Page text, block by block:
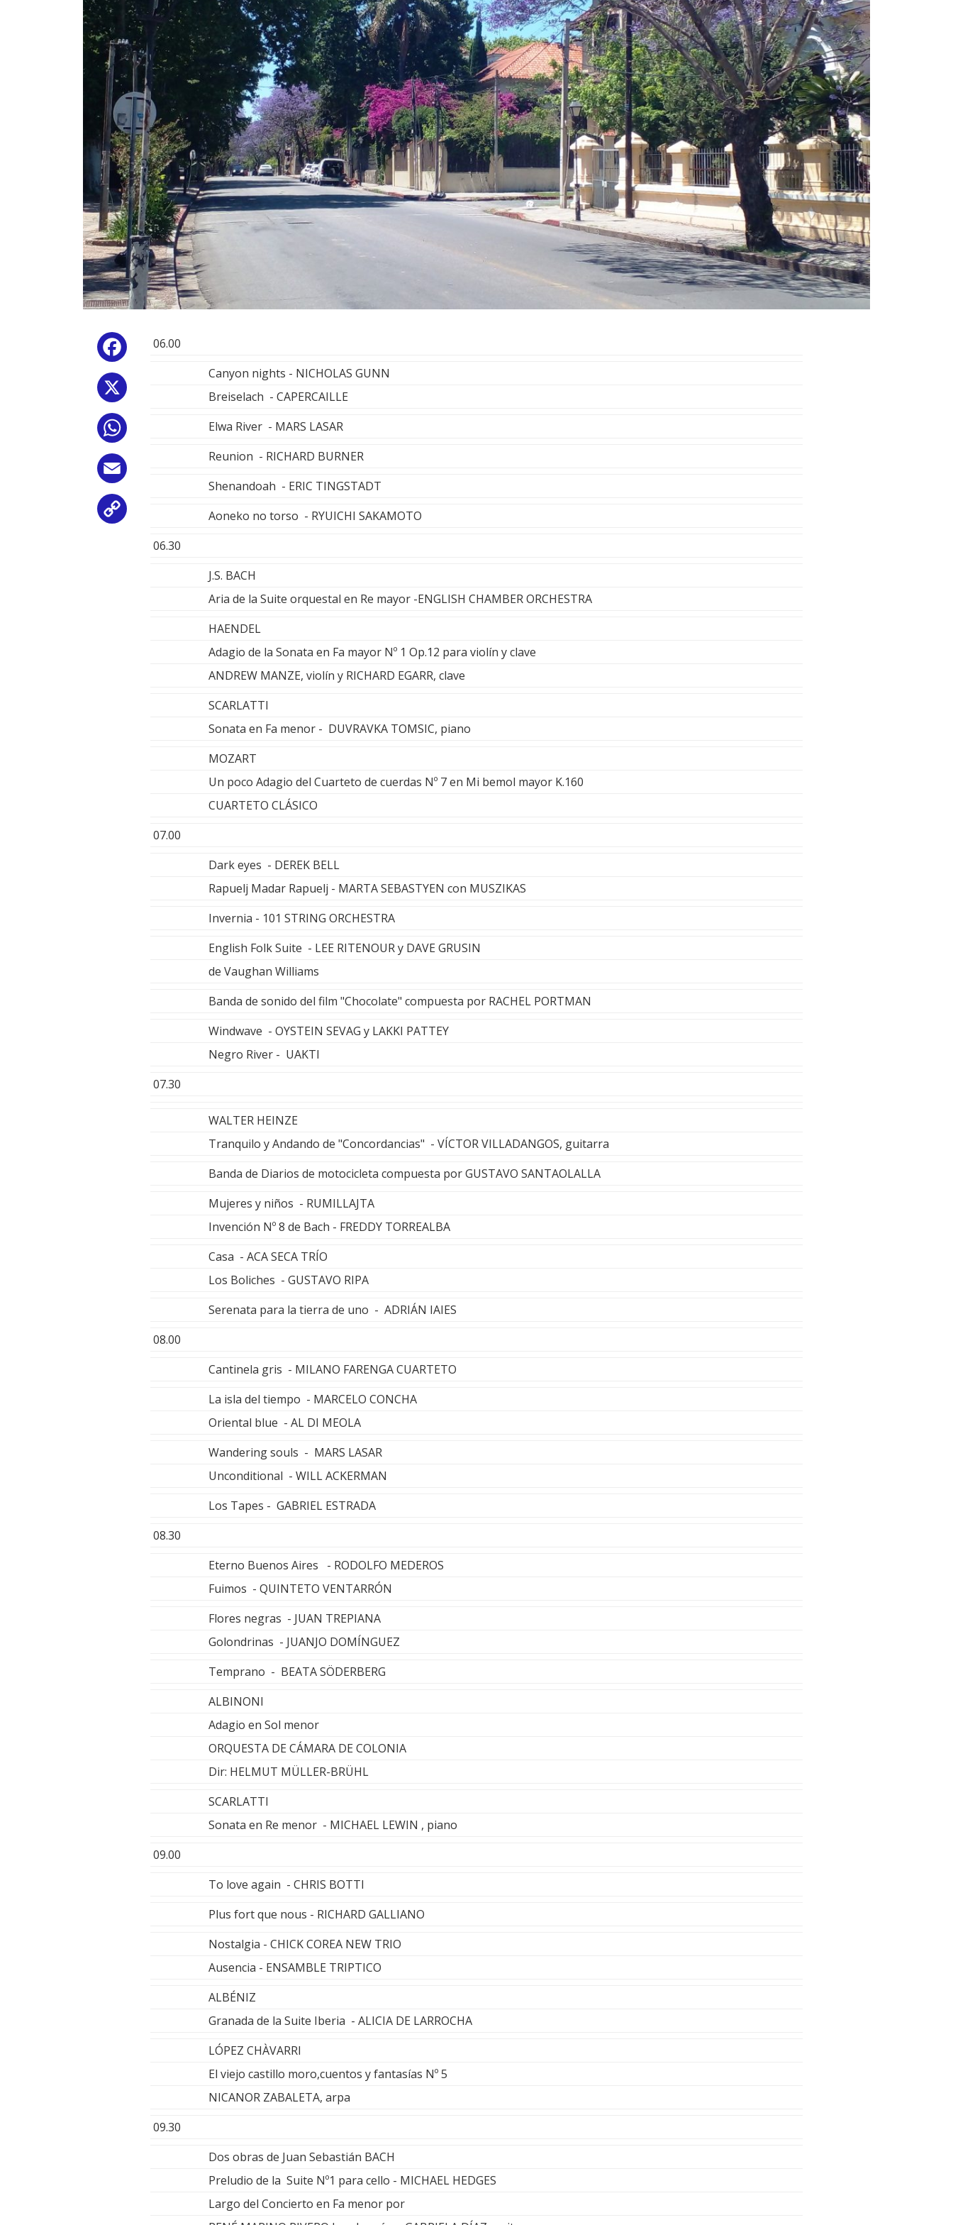
Facebook
06.00
Canyon nights - NICHOLAS GUNN
Breiselach - CAPERCAILLE
Elwa River - MARS LASAR
Reunion - RICHARD BURNER
Shenandoah - ERIC TINGSTADT
Aoneko no torso - RYUICHI SAKAMOTO
06.30
J.S. BACH
Aria de la Suite orquestal en Re mayor -ENGLISH CHAMBER ORCHESTRA
HAENDEL
Adagio de la Sonata en Fa mayor Nº 1 Op.12 para violín y clave
ANDREW MANZE, violín y RICHARD EGARR, clave
SCARLATTI
Sonata en Fa menor - DUVRAVKA TOMSIC, piano
MOZART
Un poco Adagio del Cuarteto de cuerdas Nº 7 en Mi bemol mayor K.160
CUARTETO CLÁSICO
07.00
Dark eyes - DEREK BELL
Rapuelj Madar Rapuelj - MARTA SEBASTYEN con MUSZIKAS
Invernia - 101 STRING ORCHESTRA
English Folk Suite - LEE RITENOUR y DAVE GRUSIN
de Vaughan Williams
Banda de sonido del film "Chocolate" compuesta por RACHEL PORTMAN
Windwave - OYSTEIN SEVAG y LAKKI PATTEY
Negro River - UAKTI
07.30
WALTER HEINZE
Tranquilo y Andando de "Concordancias" - VÍCTOR VILLADANGOS, guitarra
Banda de Diarios de motocicleta compuesta por GUSTAVO SANTAOLALLA
Mujeres y niños - RUMILLAJTA
Invención Nº 8 de Bach - FREDDY TORREALBA
Casa - ACA SECA TRÍO
Los Boliches - GUSTAVO RIPA
Serenata para la tierra de uno - ADRIÁN IAIES
08.00
Cantinela gris - MILANO FARENGA CUARTETO
La isla del tiempo - MARCELO CONCHA
Oriental blue - AL DI MEOLA
Wandering souls - MARS LASAR
Unconditional - WILL ACKERMAN
Los Tapes - GABRIEL ESTRADA
08.30
Eterno Buenos Aires - RODOLFO MEDEROS
Fuimos - QUINTETO VENTARRÓN
Flores negras - JUAN TREPIANA
Golondrinas - JUANJO DOMÍNGUEZ
Temprano - BEATA SÖDERBERG
ALBINONI
Adagio en Sol menor
ORQUESTA DE CÁMARA DE COLONIA
Dir: HELMUT MÜLLER-BRÜHL
SCARLATTI
Sonata en Re menor - MICHAEL LEWIN , piano
09.00
To love again - CHRIS BOTTI
Plus fort que nous - RICHARD GALLIANO
Nostalgia - CHICK COREA NEW TRIO
Ausencia - ENSAMBLE TRIPTICO
ALBÉNIZ
Granada de la Suite Iberia - ALICIA DE LARROCHA
LÓPEZ CHÀVARRI
El viejo castillo moro,cuentos y fantasías Nº 5
NICANOR ZABALETA, arpa
09.30
Dos obras de Juan Sebastián BACH
Preludio de la Suite Nº1 para cello - MICHAEL HEDGES
Largo del Concierto en Fa menor por